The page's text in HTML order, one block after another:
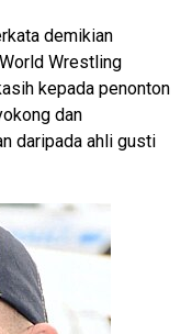
demikian
Wrestling
kepada penonton
dan
daripada ahli gusti